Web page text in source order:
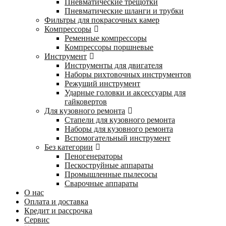
Пневматические трещотки
Пневматические шланги и трубки
Фильтры для покрасочных камер
Компрессоры
Ременные компрессоры
Компрессоры поршневые
Инструмент
Инструменты для двигателя
Наборы рихтовочных инструментов
Режущий инструмент
Ударные головки и аксессуары для
гайковертов
Для кузовного ремонта
Стапели для кузовного ремонта
Наборы для кузовного ремонта
Вспомогательный инструмент
Без категории
Пеногенераторы
Пескоструйные аппараты
Промышленные пылесосы
Сварочные аппараты
О нас
Оплата и доставка
Кредит и рассрочка
Сервис